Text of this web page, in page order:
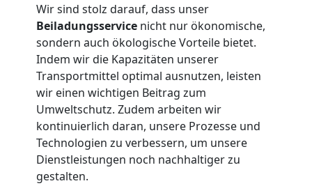
Wir sind stolz darauf, dass unser
Beiladungsservice nicht nur ökonomische,
sondern auch ökologische Vorteile bietet.
Indem wir die Kapazitäten unserer
Transportmittel optimal ausnutzen, leisten
wir einen wichtigen Beitrag zum
Umweltschutz. Zudem arbeiten wir
kontinuierlich daran, unsere Prozesse und
Technologien zu verbessern, um unsere
Dienstleistungen noch nachhaltiger zu
gestalten.
Feldkirch
Umzug
für
Senioren